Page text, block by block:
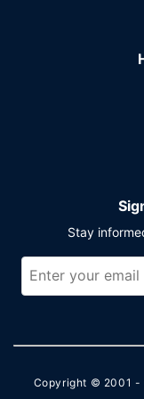
limités) est à votre
Les équipements
journaux gratuits
Stay
Copyright © 2001 -